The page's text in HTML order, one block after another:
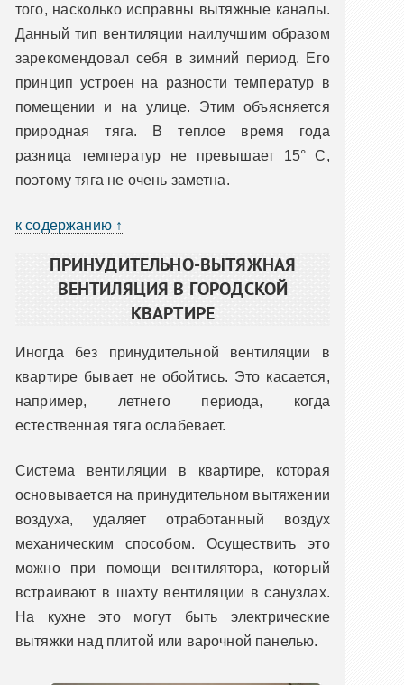
того, насколько исправны вытяжные каналы.
Данный тип вентиляции наилучшим образом
зарекомендовал себя в зимний период. Его
принцип устроен на разности температур в
помещении и на улице. Этим объясняется
природная тяга. В теплое время года
разница температур не превышает 15° C,
поэтому тяга не очень заметна.
к содержанию ↑
ПРИНУДИТЕЛЬНО-ВЫТЯЖНАЯ
ВЕНТИЛЯЦИЯ В ГОРОДСКОЙ
КВАРТИРЕ
Иногда без принудительной вентиляции в
квартире бывает не обойтись. Это касается,
например, летнего периода, когда
естественная тяга ослабевает.
Система вентиляции в квартире, которая
основывается на принудительном вытяжении
воздуха, удаляет отработанный воздух
механическим способом. Осуществить это
можно при помощи вентилятора, который
встраивают в шахту вентиляции в санузлах.
На кухне это могут быть электрические
вытяжки над плитой или варочной панелью.